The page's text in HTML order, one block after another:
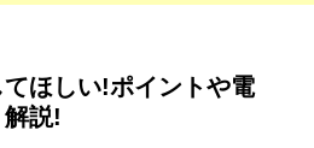
ほしい!ポイントや電
説!